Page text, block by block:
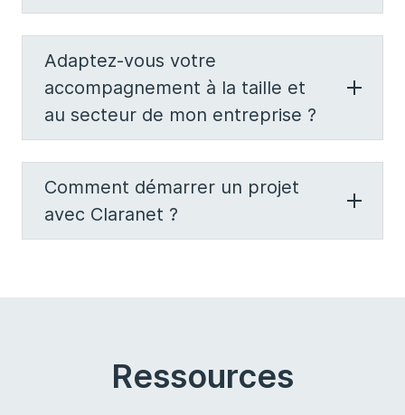
Adaptez-vous votre
accompagnement à la taille et
au secteur de mon entreprise ?
Comment démarrer un projet
avec Claranet ?
Ressources